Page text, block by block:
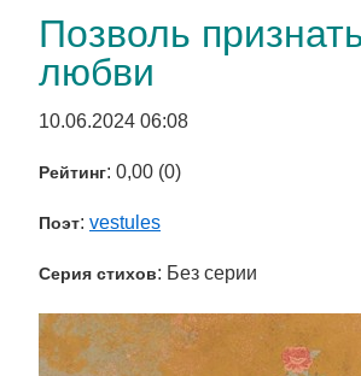
Позволь
любви
10.06.2024 06:08
Рейтинг: 0,00 (0)
Поэт: vestules
Серия стихов: Без серии